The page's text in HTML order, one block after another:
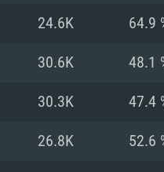
AMD
프
메
Xeon 은 지
래픽 드라
운
24.6K 64.9
30.6K 48.1
30.3K 47.4
26.8K 52.6